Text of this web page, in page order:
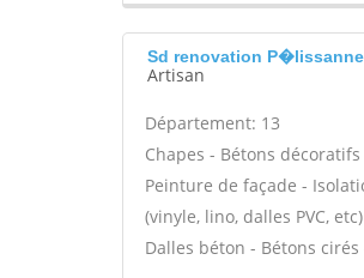
Sd renovation P�lissanne
Artisan
Département: 13
Chapes - Bétons
Peinture de façade -
(vinyle, lino, dalles PVC,
Dalles béton - Bétons